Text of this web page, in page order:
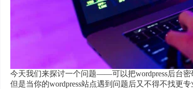
今天我们来探讨一个问题——可以把wordpress后台
但是当你的wordpress站点遇到问题后又不得不找更